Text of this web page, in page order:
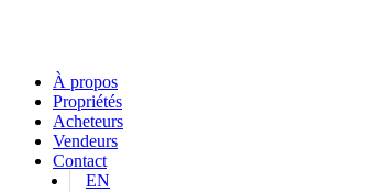
À propos
Propriétés
Acheteurs
Vendeurs
Contact
EN